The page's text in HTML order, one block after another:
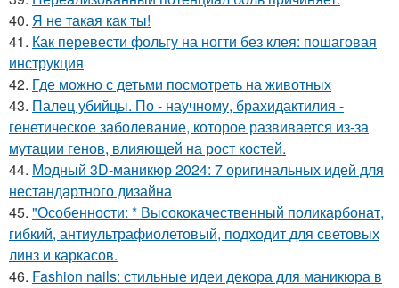
40. Я не такая как ты!
41. Как перевести фольгу на ногти без клея: пошаговая
инструкция
42. Где можно с детьми посмотреть на животных
43. Палец убийцы. По - научному, брахидактилия -
генетическое заболевание, которое развивается из-за
мутации генов, влияющей на рост костей.
44. Модный 3D-маникюр 2024: 7 оригинальных идей для
нестандартного дизайна
45. "Особенности: * Высококачественный поликарбонат,
гибкий, антиультрафиолетовый, подходит для световых
линз и каркасов.
46. Fashion nails: стильные идеи декора для маникюра в